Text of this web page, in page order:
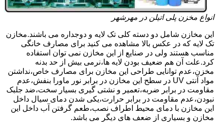
انواع مخزن پلی اتیلن در مهرشهر
این مخازن شامل دو دسته کلی تک لایه و دوجداره می باشند.مخازن
تک لایه که در عکس بالا مشاهده می کنید برای مصارف خانگی
مناسب هستند ولی در صنایع از این مخازن نمی توان استفاده
کرد.علت آن هم ضعیف بودن لایه ها،نرمی بیش از حد بدنه
مخزن،عدم توانایی طراحی این مخازن برای مصارف خاص،نداشتن
مواد آنتی UV در سطح این مخازن در برابر نور ماورا بنفش،عدم
مقاومت در برابر ضربه،تعمیر و نشتی گیری بسیار سخت،ضد جلبک
نبودن،عدم مقاومت در برابر حرارت،یکی شدن دمای سیال داخل
این مخازن با دمای محیط اطراف نصب،طعم گرفتن آب داخل این
مخازن و بسیاری از ضعف های دیگر می باشد.